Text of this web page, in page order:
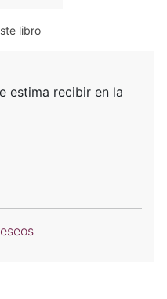
libro
estima recibir en la